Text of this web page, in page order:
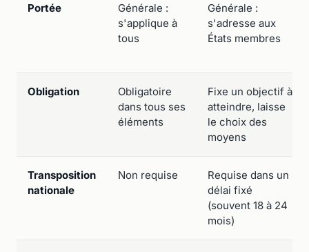
Portée
Générale :
s'applique à
tous
Générale :
s'adresse aux
États membres
Obligation
Obligatoire
dans tous ses
éléments
Fixe un objectif à
atteindre, laisse
le choix des
moyens
Transposition
nationale
Non requise
Requise dans un
délai fixé
(souvent 18 à 24
mois)